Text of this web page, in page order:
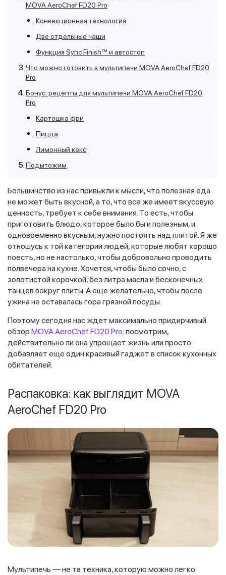
MOVA AeroChef FD20 Pro
Конвекционная технология
Две отдельные чаши
Функция Sync Finish™ и автостоп
Что можно готовить в мультипечи MOVA AeroChef FD20
Pro
Бонус: рецепты для мультипечи MOVA AeroChef FD20
Pro
Картошка фри
Пицца
Лимонный кекс
Подытожим
Большинство из нас привыкли к мысли, что полезная еда
не может быть вкусной, а то, что все же имеет вкусовую
ценность, требует к себе внимания. То есть, чтобы
приготовить блюдо, которое было бы и полезным, и
одновременно вкусным, нужно постоять над плитой. Я же
отношусь к той категории людей, которые любят хорошо
поесть, но не настолько, чтобы добровольно проводить
полвечера на кухне. Хочется, чтобы было сочно, с
золотистой корочкой, без литра масла и бесконечных
танцев вокруг плиты. А еще желательно, чтобы после
ужина не оставалась гора грязной посуды.
Поэтому сегодня нас ждет максимально придирчивый
обзор MOVA AeroChef FD20 Pro: посмотрим,
действительно ли она упрощает жизнь или просто
добавляет еще один красивый гаджет в список кухонных
обитателей.
Распаковка: как выглядит MOVA
AeroChef FD20 Pro
Мультипечь — не та техника, которую можно легко